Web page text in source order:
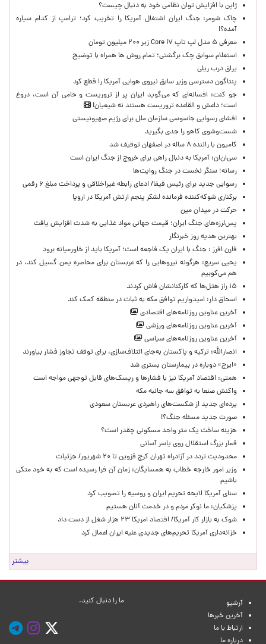
ژاپن با افزایش توان نظامی خود به دنبال چیست؟
چاک شومر: جنگ ایران اشتغال آمریکا را تخریب کرد؛ ترامپ از کدام سیاره
آمده؟!
معرفی ۵ مدل لپ تاپ Core i۷ زیر ۲۰۰ میلیون تومان
استعلام سوابق چک برگشتی؛ تمام روش ها همراه با توضیح
یراق درب ریلی
پنتاگون دسترسی وزیر سابق نیروی هوایی آمریکا را قطع کرد
جو کنت: افسانه‌ای که می‌گوید ایران پر از تروریست و حامی آن است، دروغ
است؛ داعش و القاعده تروریست هستند نه شیعیان!
افشای رسوایی جاسوسی سازمان ملل برای رژیم صهیونیستی
شست‌وشوی کاهو را جدی بگیرید
کامیون با راننده ۸ ساله در اصفهان توقیف شد
سی‌ان‌ان: آمریکا به دنبال راهی برای خروج از جنگ ایران است
رسانه؛ سنگر نخست در جنگ روایت‌ها
رسوایی جدید برای رئیس فیفا/ ادعای رابطه غیراخلاقی و پرداخت مبلغ ۶ رقمی
برکناری شوکه‌کننده فرمانده لشکر پنجم ارتش آمریکا در اروپا
حركت در ميدان مين
پس‌لرزه‌های جنگ ایران؛ قیمت جهانی مواد غذایی به شدت افزایش یافت
بهترین هدیه روز خبرنگار
فارن افرز : جنگ با ایران یک فاجعه است؛ آمریکا باید از خاورمیانه برود
یحیی سریع: هرگونه نیروهایی را که عربستان برای محاصره یمن گسیل کند، در
هم می‌کوبیم
۱۵ راز هتل‌ها که کارکنانشان فاش کردند
اسحاق دار: امیدواریم توافق مکه به ثبات در منطقه کمک کند
آخرین عناوین روزنامه‌های اقتصادی
آخرین عناوین روزنامه‌های ورزشی
آخرین عناوین روزنامه‌های سیاسی
انصارالله: ترکیه و پاکستان به‌جای ائتلاف‌سازی، برای توقف تجاوز فشار بیاورند
«ایرج» دوباره در بیمارستان بستری شد
همتی: اقتصاد آمریکا نیز با فشارها و ریسک‌های قابل توجهی مواجه است
واکنش صنعا به توافق سه جانبه مکه
پرده‌ای جدید از شکست‌های راهبردی عربستان سعودی
صورت جدید مسئله جنگ؟!
هزینه ساخت یک متر واحد مسکونی چقدر است؟
قمار بزرگ استقلال روی یاسر آسانی
محدودیت تردد در آزادراه تهران کرج قزوین تا ۲۰ شهریور/ جزئیات
وزیر امور خارجه خطاب به همسایگان: زمان آن فرا رسیده است که به خود متکی
باشیم
سنای آمریکا لایحه تحریم ایران و روسیه را تصویب کرد
پزشکیان: ما نوکر مردم و در خدمت آنان هستیم
شوک به بازار کار آمریکا/ اقتصاد امریکا ۲۳ هزار شغل از دست داد
خزانه‌داری آمریکا تحریم‌های جدیدی علیه ایران اعمال کرد
بیشتر
آرشیو
آخرین خبرها
ارتباط با ما
درباره ما
ما را دنبال کنید.